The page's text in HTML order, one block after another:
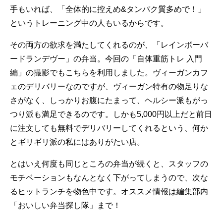
手もいれば、「全体的に控えめ&タンパク質多めで！」
というトレーニング中の人もいるからです。
その両方の欲求を満たしてくれるのが、「レインボーバ
ードランデヴー」の弁当。今回の「自体重筋トレ 入門
編」の撮影でもこちらを利用しました。ヴィーガンカフ
ェのデリバリーなのですが、ヴィーガン特有の物足りな
さがなく、しっかりお腹にたまって、ヘルシー派もがっ
つり派も満足できるのです。しかも5,000円以上だと前日
に注文しても無料でデリバリーしてくれるという、何か
とギリギリ派の私にはありがたい店。
とはいえ何度も同じところの弁当が続くと、スタッフの
モチベーションもなんとなく下がってしまうので、次な
るヒットランチを物色中です。オススメ情報は編集部内
「おいしい弁当探し隊」まで！